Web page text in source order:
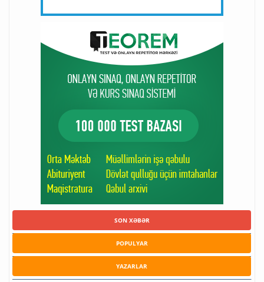
SON XƏBƏR
POPULYAR
YAZARLAR